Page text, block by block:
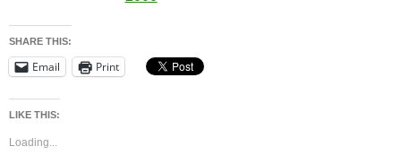
SHARE THIS:
Email Print
LIKE THIS:
Loading...